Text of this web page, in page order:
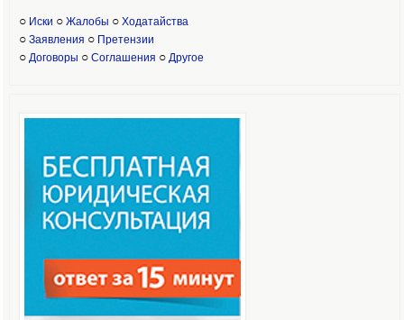
○ Иски ○ Жалобы ○ Ходатайства
○ Заявления ○ Претензии
○ Договоры ○ Соглашения ○ Другое